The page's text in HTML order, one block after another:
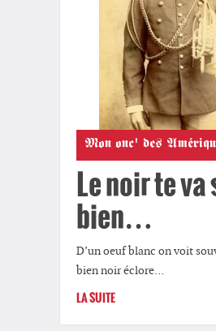
Mon onc' des
Le noir te va
bien…
D’un oeuf blanc on voit
bien noir éclore…
LA SUITE